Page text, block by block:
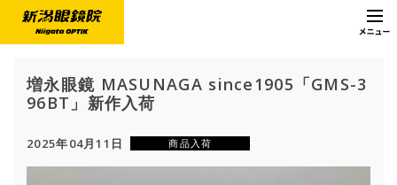
増永眼鏡 MASUNAGA since1905「GMS-3
96BT」新作入荷
2025年04月11日 商品入荷